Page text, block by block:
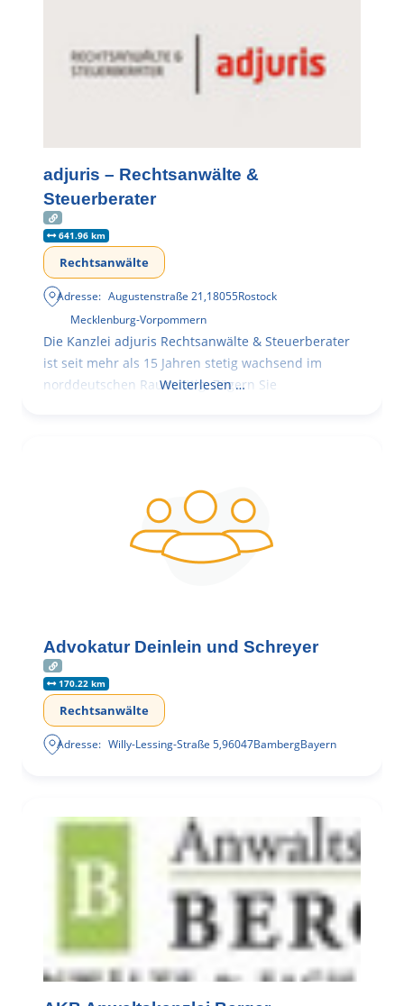
adjuris – Rechtsanwälte &
Steuerberater
641.96 km
Rechtsanwälte
Adresse: Augustenstraße 21,18055Rostock
Mecklenburg-Vorpommern
Die Kanzlei adjuris Rechtsanwälte & Steuerberater
ist seit mehr als 15 Jahren stetig wachsend im
norddeutschen Raum tätig. Zögern Sie
Weiterlesen …
Advokatur Deinlein und Schreyer
170.22 km
Rechtsanwälte
Adresse: Willy-Lessing-Straße 5,96047BambergBayern